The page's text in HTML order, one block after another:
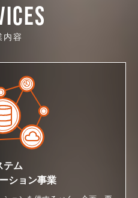
内容
テム
ション事業